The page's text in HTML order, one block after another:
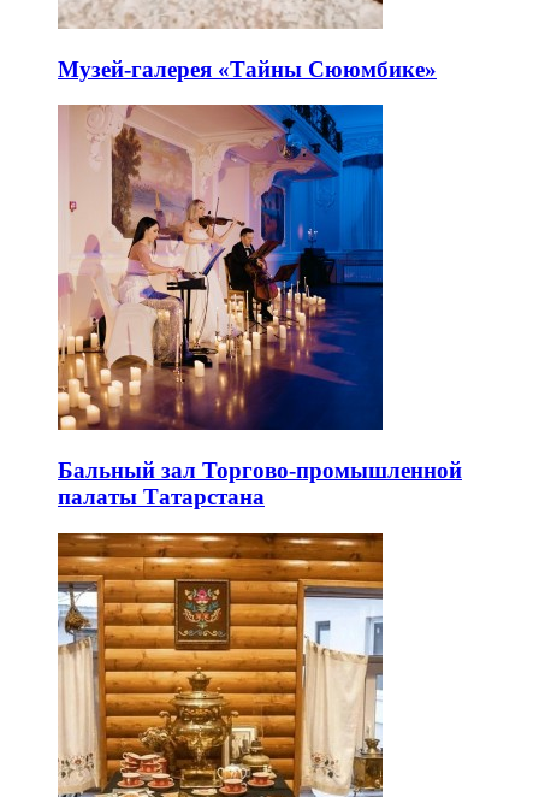
Музей-галерея «Тайны Сююмбике»
Бальный зал Торгово-промышленной
палаты Татарстана